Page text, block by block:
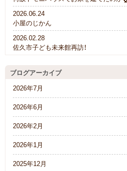
2026.06.24
小屋のじかん
2026.02.28
佐久市子ども未来館再訪！
ブログアーカイブ
2026年7月
2026年6月
2026年2月
2026年1月
2025年12月